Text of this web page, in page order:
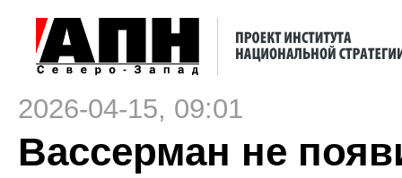
2026-04-15, 09:01
Вассерман не